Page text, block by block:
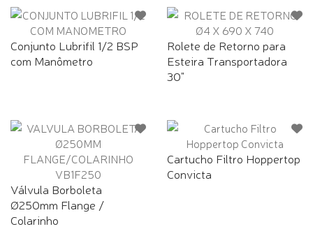
Conjunto Lubrifil 1/2 BSP
com Manômetro
Rolete de Retorno para
Esteira Transportadora
30"
Válvula Borboleta
Ø250mm Flange /
Colarinho
Cartucho Filtro Hoppertop
Convicta